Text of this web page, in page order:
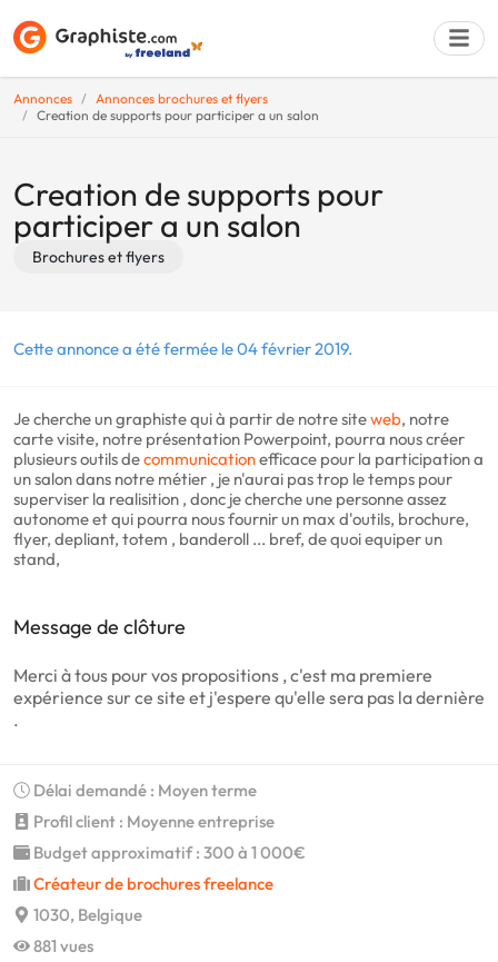
Annonces
Annonces brochures et flyers
Creation de supports pour participer a un salon
Creation de supports pour
participer a un salon
Brochures et flyers
Cette annonce a été fermée le 04 février 2019.
Je cherche un graphiste qui à partir de notre siteweb, notre
carte visite, notre présentation Powerpoint, pourra nous créer
plusieurs outils decommunicationefficace pour la participation a
un salon dans notre métier , je n'aurai pas trop le temps pour
superviser la realisition , donc je cherche une personne assez
autonome et qui pourra nous fournir un max d'outils, brochure,
flyer, depliant, totem , banderoll ... bref, de quoi equiper un
stand,
Message de clôture
Merci à tous pour vos propositions , c'est ma premiere
expérience sur ce site et j'espere qu'elle sera pas la dernière
.
Délai demandé : Moyen terme
Profil client : Moyenne entreprise
Budget approximatif : 300 à 1 000€
Créateur de brochures freelance
1030, Belgique
881 vues